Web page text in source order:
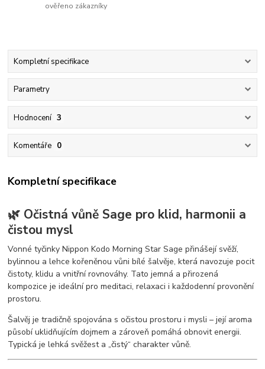
ověřeno zákazníky
Kompletní specifikace
Parametry
Hodnocení 3
Komentáře 0
Kompletní specifikace
🌿 Očistná vůně Sage pro klid, harmonii a
čistou mysl
Vonné tyčinky Nippon Kodo Morning Star Sage přinášejí svěží,
bylinnou a lehce kořeněnou vůni bílé šalvěje, která navozuje pocit
čistoty, klidu a vnitřní rovnováhy. Tato jemná a přirozená
kompozice je ideální pro meditaci, relaxaci i každodenní provonění
prostoru.
Šalvěj je tradičně spojována s očistou prostoru i mysli – její aroma
působí uklidňujícím dojmem a zároveň pomáhá obnovit energii.
Typická je lehká svěžest a „čistý“ charakter vůně.